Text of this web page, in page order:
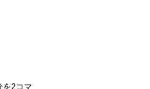
2コマ